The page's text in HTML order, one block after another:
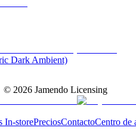
Dark Ambient)
© 2026 Jamendo Licensing
In-storePreciosContactoCentro de